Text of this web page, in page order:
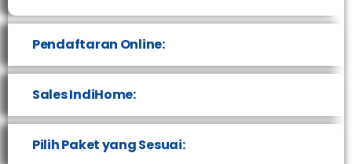
Pendaftaran Online:
Sales IndiHome:
Pilih Paket yang Sesuai: